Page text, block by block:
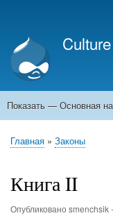
учётной
записи
пользователя
Основная
Показать — Основная
Главная
Книги
Авторы
Kомментарии
Архивы емейлов
Форумы
Строка
Главная Законы
Книга II
Опубликовано smenchsik-